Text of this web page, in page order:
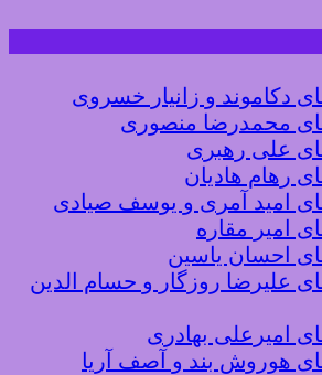
دکاموند و زانیار خسروی
های محمدرضا منصوری
علی رهبری
رهام هادیان
امید آمری و یوسف صیادی
امیر مقاره
احسان یاسین
علیرضا روزگار و حسام الدین
امیرعلی بهادری
هوروش بند و آصف آریا